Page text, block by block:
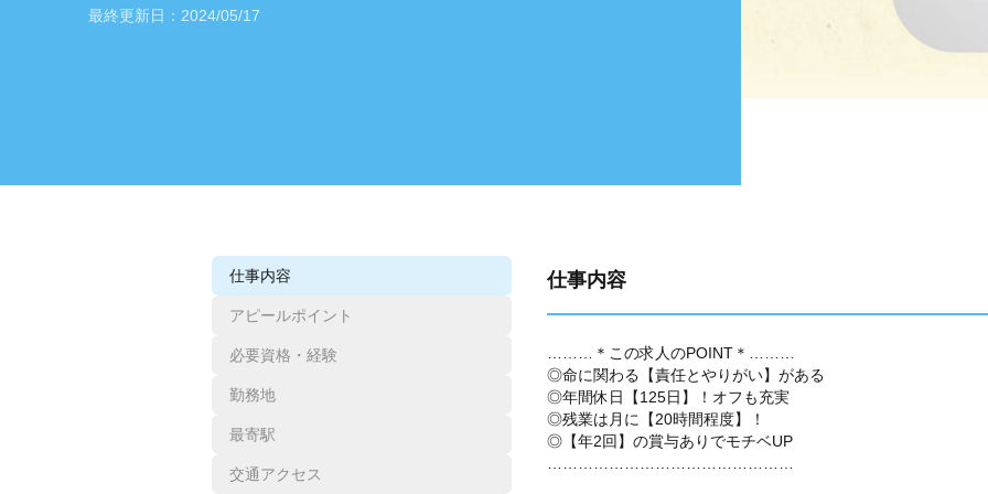
最終更新日： 2024/05/17
仕事内容
アピールポイント
必要資格・経験
勤務地
最寄駅
交通アクセス
仕事内容
………＊この求人のPOINT＊………
◎命に関わる【責任とやりがい】がある
◎年間休日【125日】！オフも充実
◎残業は月に【20時間程度】！
◎【年2回】の賞与ありでモチベUP